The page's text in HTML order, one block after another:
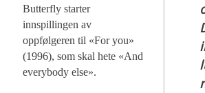
Butterfly starter
innspillingen av
oppfølgeren til «For you»
(1996), som skal hete «And
everybody else».